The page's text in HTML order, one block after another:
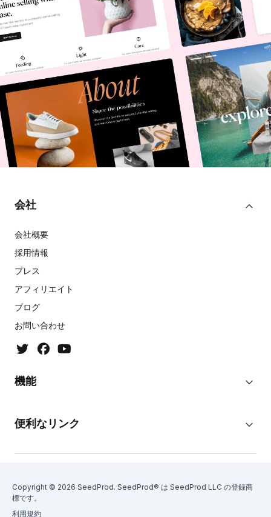
会社
会社概要
採用情報
プレス
アフィリエイト
ブログ
お問い合わせ
機能
便利なリンク
Copyright © 2026 SeedProd. SeedProd® は SeedProd LLC の登録商
標です。
利用規約